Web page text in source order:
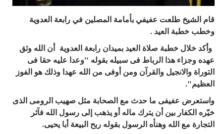
قام الشيخ طلعت عفيفي بأمامة المصلين في رابعة العدوية
وخطب خطبة العيد .
وأكد خلال خطبة صلاة العيد بميدان رابعة العدوية أن الله وثق
عهده وجزاء هذا الرباط فى سبيله بقوله "وعدا عليه حقا فى
التوراة والانجيل والقرآن ومن أوفى من الله عهدا وذلك هو الفوز
العظيم".
واستعرض عفيفى ما حدث مع الصحابة مثل صهيب الرومى الذى
خيّره الكفار بين أن يترك ماله أو يذهب إلى رسول الله فآثر
التجارة مع الله وهنأه الرسول بقوله ربح البيعة أبا يحيى.